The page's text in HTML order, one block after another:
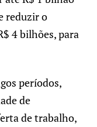
reduzir o
4 bilhões, para
períodos,
de
de trabalho,